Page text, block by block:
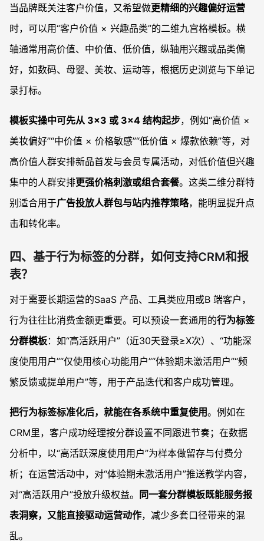
当品牌既关注客户价值，又希望做更精细的兴趣偏好运营
时，可以用“客户价值 × 兴趣品类”的二维九宫格模板。横
轴通常用高价值、中价值、低价值，纵轴用兴趣或品类偏
好，如数码、母婴、美妆、运动等，根据历史浏览与下单记
录打标。
模板实操中可先从 3×3 或 3×4 结构起步，例如“高价值 ×
美妆偏好”“中价值 × 价格敏感”“低价值 × 爆款依赖”等，对
高价值人群安排新品首发与会员专属活动，对低价值但兴趣
集中的人群安排更强价格刺激或组合套餐。这类二维分群特
别适合用于广告投放人群包与站内推荐策略，能明显提升点
击和转化率。
四、基于行为标签的分群，如何支持CRM和报
表？
对于需要长期运营的SaaS 产品、工具类应用或B 端客户，
行为往往比消费金额更重要。可以预设一套通用的行为标签
分群模板：如“高活跃用户”（近30天登录≥X次）、“功能深
度使用用户”“仅使用核心功能用户”“体验期未激活用户”“频
繁反馈或提单用户”等，用于产品迭代和客户成功管理。
把行为标签标准化后，就能在各系统中重复使用。例如在
CRM里，客户成功经理按分群设置不同跟进节奏；在数据
分析中，以“高活跃深度使用用户”为样本做留存与付费分
析；在运营活动中，对“体验期未激活用户”推送教学内容，
对“高活跃用户”投放升级权益。
同一套分群模板既能服务报
表洞察，又能直接驱动运营动作，减少多套口径带来的混
乱。